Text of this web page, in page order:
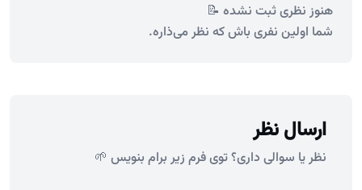
هنوز نظری ثبت نشده 📝
شما اولین نفری باش که نظر می‌ذاره.
ارسال نظر
نظر یا سوالی داری؟ توی فرم زیر برام بنویس 🌱